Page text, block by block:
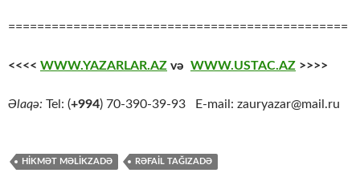
===============================================
<<<< WWW.YAZARLAR.AZ və WWW.USTAC.AZ >>>>
Əlaqə: Tel: (+994) 70-390-39-93 E-mail: zauryazar@mail.ru
HİKMƏT MƏLİKZADƏ RƏFAİL TAĞIZADƏ